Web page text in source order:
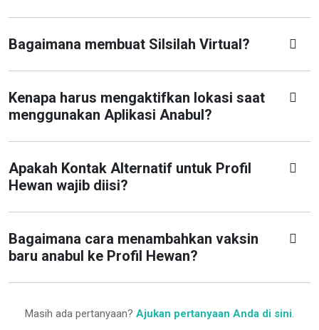
Bagaimana membuat Silsilah Virtual?
Kenapa harus mengaktifkan lokasi saat
menggunakan Aplikasi Anabul?
Apakah Kontak Alternatif untuk Profil
Hewan wajib diisi?
Bagaimana cara menambahkan vaksin
baru anabul ke Profil Hewan?
Masih ada pertanyaan? Ajukan pertanyaan Anda di sini.